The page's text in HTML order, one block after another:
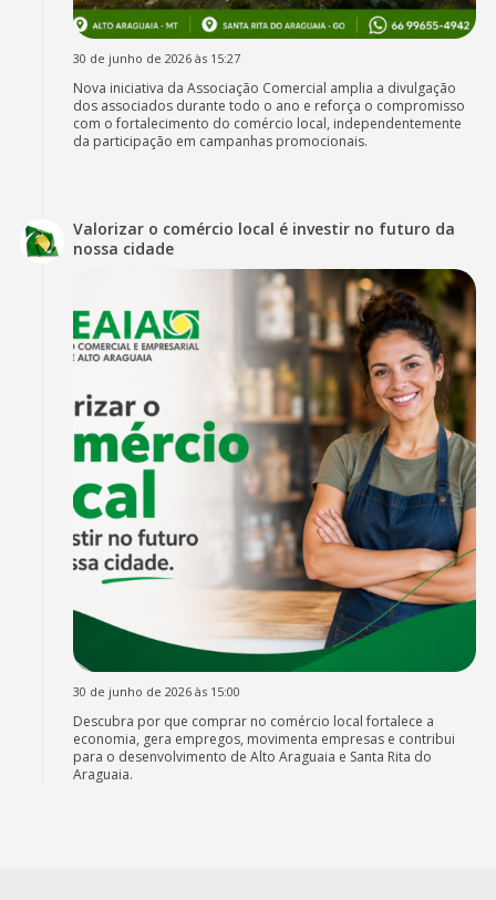
30 de junho de 2026 às 15:27
Nova iniciativa da Associação Comercial amplia a divulgação
dos associados durante todo o ano e reforça o compromisso
com o fortalecimento do comércio local, independentemente
da participação em campanhas promocionais.
Valorizar o comércio local é investir no futuro da
nossa cidade
30 de junho de 2026 às 15:00
Descubra por que comprar no comércio local fortalece a
economia, gera empregos, movimenta empresas e contribui
para o desenvolvimento de Alto Araguaia e Santa Rita do
Araguaia.